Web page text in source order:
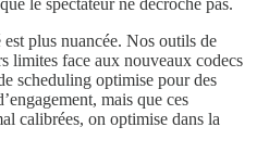
le spectateur ne décroche pas.
plus nuancée. Nos outils de
limites face aux nouveaux codecs
scheduling optimise pour des
mais que ces
calibrées, on optimise dans la